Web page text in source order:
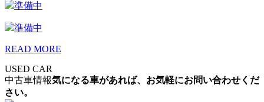
準備中
準備中
READ MORE
USED CAR
中古車情報気になる車があれば、お気軽にお問い合わせくだ
さい。